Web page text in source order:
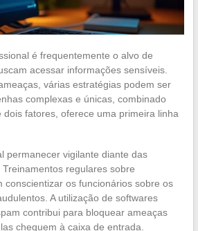
é frequentemente o alvo de
acessar informações sensíveis.
várias estratégias podem ser
complexas e únicas, combinado
fatores, oferece uma primeira linha
permanecer vigilante diante das
regulares sobre
conscientizar os funcionários sobre os
A utilização de softwares
contribui para bloquear ameaças
cheguem à caixa de entrada.